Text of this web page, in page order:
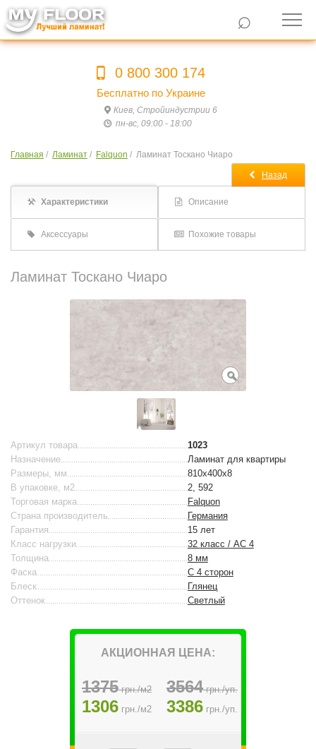
⌕
0 800 300 174
Бесплатно по Украине
Киев, Стройиндустрии 6
пн-вс, 09:00 - 18:00
Главная / Ламинат / Falquon / Ламинат Тоскано Чиаро
Характеристики Описание
Аксессуары Похожие товары
Назад
Ламинат Тоскано Чиаро
1023
Артикул товара
Ламинат для квартиры
Назначение
810х400х8
Размеры, мм
2, 592
В упаковке, м2
Falquon
Торговая марка
Германия
Страна производитель
15 лет
Гарантия
32 класс / AC 4
Класс нагрузки
8 мм
Толщина
С 4 сторон
Фаска
Глянец
Блеск
Светлый
Оттенок
АКЦИОННАЯ ЦЕНА:
1375грн./м2
1306 грн./м2
3564грн./уп.
3386 грн./уп.